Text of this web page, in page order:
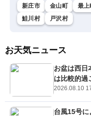
新庄市 金山町 最上
鮭川村
戸沢村
お天気ニュース
お盆は西
は比較的過
2026.08.10
台風15号